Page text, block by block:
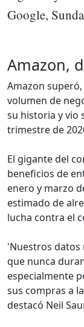
Google,
Amazon,
Amazon
volumen de
su historia y vio
trimestre de
El gigante del
beneficios de
enero y marzo
estimado de
lucha contra el
'Nuestros datos
que nunca
especialmente
sus compras a
destacó Neil